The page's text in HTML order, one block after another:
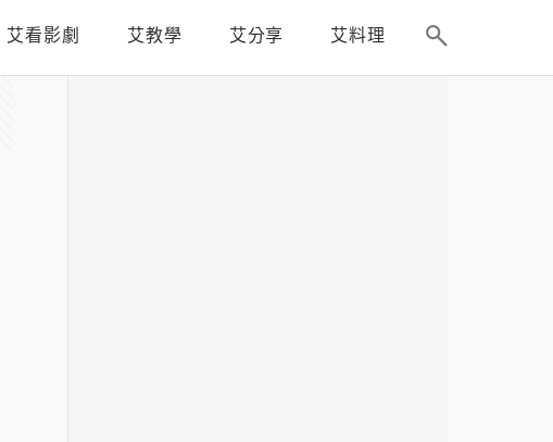
艾看影劇 艾教學 艾分享 艾料理